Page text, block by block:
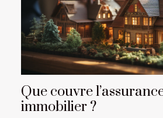
Que couvre
immobilier ?